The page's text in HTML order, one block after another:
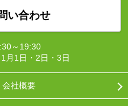
い合わせ
～19:30
月1日・2日・3日
会社概要